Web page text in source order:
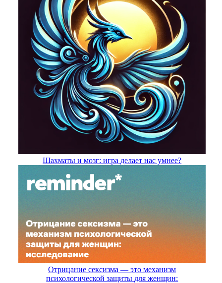
Шахматы и мозг: игра делает нас умнее?
Отрицание сексизма — это механизм
психологической защиты для женщин: